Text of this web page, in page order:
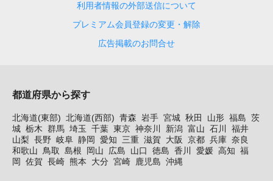
利用者情報の外部送信について
プレミアム会員登録の変更・解除
広告掲載のお問合せ
都道府県から探す
北海道(東部) 北海道(西部) 青森 岩手 宮城 秋田 山形 福島 茨
城 栃木 群馬 埼玉 千葉 東京 神奈川 新潟 富山 石川
福井
山梨 長野 岐阜 静岡 愛知 三重 滋賀 大阪 京都 兵庫 奈良
和歌山
鳥取 島根 岡山 広島 山口 徳島 香川 愛媛 高知 福
岡
佐賀 長崎 熊本 大分 宮崎 鹿児島 沖縄